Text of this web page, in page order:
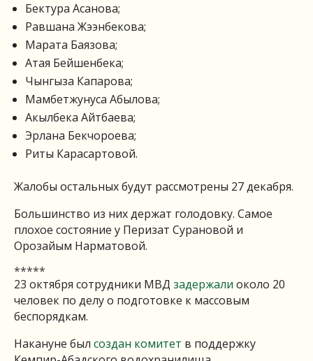
Бектура Асанова;
Равшана Жээнбекова;
Марата Баязова;
Атая Бейшенбека;
Чынгыза Капарова;
Мамбетжунуса Абылова;
Акылбека Айтбаева;
Эрлана Бекчороева;
Риты Карасартовой.
Жалобы остальных будут рассмотрены 27 декабря.
Большинство из них держат голодовку. Самое
плохое состояние у Перизат Сурановой и
Орозайым Нарматовой.
*****
23 октября сотрудники МВД задержали около 20
человек по делу о подготовке к массовым
беспорядкам.
Накануне был создан комитет в поддержку